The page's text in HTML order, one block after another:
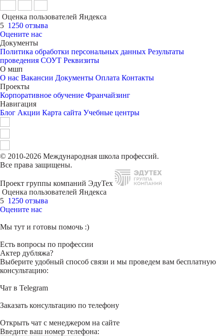
Оценка пользователей Яндекса
5 1250 отзыва
Оцените нас
Документы
Политика обработки персональных данных Результаты
проведения СОУТ Реквизиты
О мшп
О нас Вакансии Документы Оплата Контакты
Проекты
Корпоративное обучение Франчайзинг
Навигация
Блог Акции Карта сайта Учебные центры
© 2010-2026 Международная школа профессий.
Все права защищены.
Проект группы компаний ЭдуТех
Оценка пользователей Яндекса
5 1250 отзыва
Оцените нас
Мы тут и готовы помочь :)
Есть вопросы по профессии
Актер дубляжа?
Выберите удобный способ связи и мы проведем вам бесплатную
консультацию:
Чат в Telegram
Заказать консультацию по телефону
Открыть чат с менеджером на сайте
Введите ваш номер телефона: